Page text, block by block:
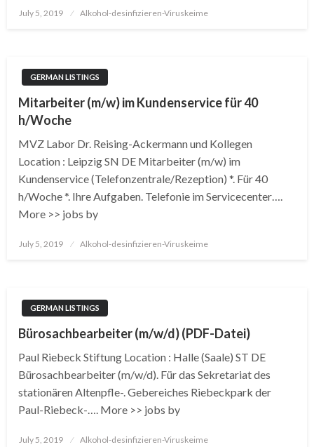
Posted
July 5, 2019 Alkohol-desinfizieren-Viruskeime
GERMAN LISTINGS
Mitarbeiter (m/w) im Kundenservice für 40
h/Woche
MVZ Labor Dr. Reising-Ackermann und Kollegen
Location : Leipzig SN DE Mitarbeiter (m/w) im
Kundenservice (Telefonzentrale/Rezeption) *. Für 40
h/Woche *. Ihre Aufgaben. Telefonie im Servicecenter….
More >> jobs by
Posted
July 5, 2019 Alkohol-desinfizieren-Viruskeime
GERMAN LISTINGS
Bürosachbearbeiter (m/w/d) (PDF-Datei)
Paul Riebeck Stiftung Location : Halle (Saale) ST DE
Bürosachbearbeiter (m/w/d). Für das Sekretariat des
stationären Altenpfle-. Gebereiches Riebeckpark der
Paul-Riebeck-…. More >> jobs by
Posted
July 5, 2019 Alkohol-desinfizieren-Viruskeime